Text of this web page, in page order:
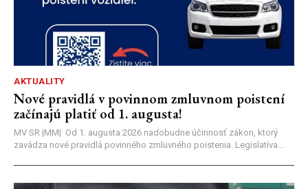
AKTUALITY
Nové pravidlá v povinnom zmluvnom poistení
začínajú platiť od 1. augusta!
MV SR |MM| Od 1. augusta 2026 nadobudne účinnosť zákon, ktorý
zavádza nové pravidlá povinného zmluvného poistenia. Legislatíva...